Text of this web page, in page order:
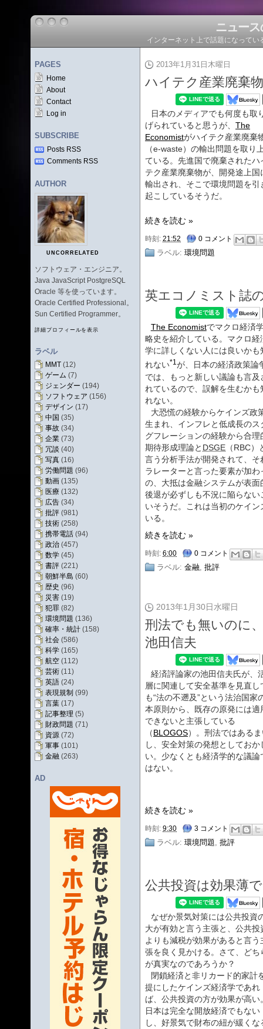
ニュー
インターネット上で話題になって
PAGES
Home
About
Contact
Log in
SUBSCRIBE
Posts RSS
Comments RSS
AUTHOR
UNCORRELATED
ソフトウェア・エンジニア。
Java JavaScript PostgreSQL
Oracle 等を使っています。
Oracle Certified Professional。
Sun Certified Programmer。
詳細プロフィールを表示
ラベル
MMT (12)
ゲーム (7)
ジェンダー (194)
ソフトウェア (156)
デザイン (17)
中国 (35)
事故 (34)
企業 (73)
冗談 (40)
写真 (16)
労働問題 (96)
動画 (135)
医療 (132)
広告 (34)
批評 (981)
技術 (258)
携帯電話 (94)
政治 (457)
数学 (45)
書評 (221)
朝鮮半島 (60)
歴史 (96)
災害 (19)
犯罪 (82)
環境問題 (136)
確率・統計 (158)
社会 (586)
科学 (165)
航空 (112)
芸術 (11)
英語 (24)
表現規制 (99)
言葉 (17)
記事整理 (5)
財政問題 (71)
資源 (72)
軍事 (101)
金融 (263)
AD
2013年1月31日木曜日
ハイテク産業廃棄
日本のメディアでも何度も取
げられていると思うが、 The
Economistがハイテク産業廃棄
（e-waste）の輸出問題を取り
ている。先進国で廃棄されたハ
テク産業廃棄物が、開発途上国
輸出され、そこで環境問題を引
起こしているそうだ。
続きを読む »
時刻: 21:52 0 コメント
ラベル: 環境問題
英エコノミスト誌
The Economistでマクロ経済
略史を紹介している。マクロ経
学に詳しくない人には良いかも
れない*1 が、日本の経済政策論
では、もっと新しい議論も言及
れているので、誤解を生むかも
れない。
大恐慌の経験からケインズ政
生まれ、インフレと低成長のス
グフレーションの経験から合理
期待形成理論と DSGE （RBC）
言う分析手法が開発されて、
ラレーターと言った要素が加わ
の、大抵は金融システムが表
後退が必ずしも不況に陥らな
いそうだ。これは当初のケイ
いる。
続きを読む »
時刻: 6:00 0 コメント
ラベル: 金融 批評
2013年1月30日水曜日
刑法でも無いのに
池田信夫
経済評論家の池田信夫氏が、
層に関連して安全基準を見直し
も“法の不遡及”という法治国家
本原則から、既存の原発には適
できないと主張している
（BLOGOS）。刑法ではある
し、安全対策の発想としておか
い。少なくとも経済学的な議論
はない。
続きを読む »
時刻: 9:30 3 コメント
ラベル: 環境問題, 批評
公共投資は効果薄
なぜか景気対策には公共投資
大が有効と言う主張と、公共投
よりも減税が効果があると言う
張を良く見かける。さて、どち
が真実なのであろうか？
閉鎖経済と非リカード的家計
提にしたケインズ経済学であれ
ば、公共投資の方が効果が高い
日本は完全な開放経済でもない
し、好景気で財布の紐が緩くな